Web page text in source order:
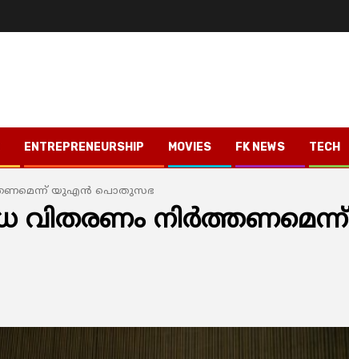
ENTREPRENEURSHIP MOVIES FK NEWS TECH
യുഎന്‍ പൊതുസഭ
വിതരണം നിര്‍ത്തണമെന്ന്